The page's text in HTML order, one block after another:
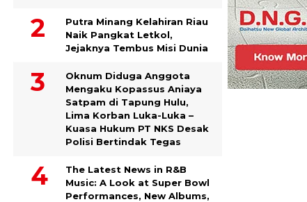
Putra Minang Kelahiran Riau
Naik Pangkat Letkol,
Jejaknya Tembus Misi Dunia
Oknum Diduga Anggota
Mengaku Kopassus Aniaya
Satpam di Tapung Hulu,
Lima Korban Luka-Luka –
Kuasa Hukum PT NKS Desak
Polisi Bertindak Tegas
The Latest News in R&B
Music: A Look at Super Bowl
Performances, New Albums,